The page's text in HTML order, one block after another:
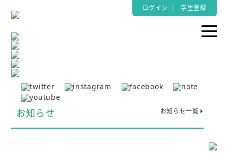
ログイン 学生登録
お知らせ お知らせ一覧